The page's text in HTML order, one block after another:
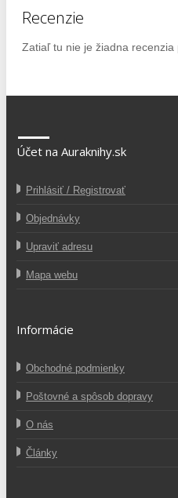
Recenzie
Zatiaľ tu nie je žiadna recenzia
Účet na Auraknihy.sk
Prihlásiť / Registrovať
Objednávky
Upraviť adresu
Mapa webu
Informácie
Obchodné podmienky
Poštovné a spôsob dopravy
O nás
Články